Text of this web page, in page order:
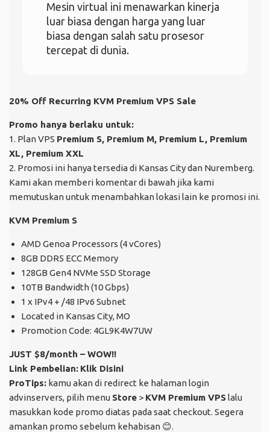
Mesin virtual ini menawarkan kinerja
luar biasa dengan harga yang luar
biasa dengan salah satu prosesor
tercepat di dunia.
20% Off Recurring KVM Premium VPS Sale
Promo hanya berlaku untuk:
1. Plan VPS Premium S, Premium M, Premium L, Premium
XL, Premium XXL
2. Promosi ini hanya tersedia di Kansas City dan Nuremberg.
Kami akan memberi komentar di bawah jika kami
memutuskan untuk menambahkan lokasi lain ke promosi ini.
KVM Premium S
AMD Genoa Processors (4 vCores)
8GB DDR5 ECC Memory
128GB Gen4 NVMe SSD Storage
10TB Bandwidth (10 Gbps)
1 x IPv4 + /48 IPv6 Subnet
Located in Kansas City, MO
Promotion Code: 4GL9K4W7UW
JUST $8/month – WOW!!
Link Pembelian: Klik Disini
ProTips: kamu akan di redirect ke halaman login
advinservers, pilih menu Store > KVM Premium VPSlalu
masukkan kode promo diatas pada saat checkout. Segera
amankan promo sebelum kehabisan 😊.